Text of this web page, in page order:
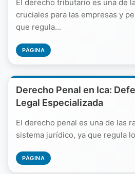
El derecho tributario es una de
cruciales para las empresas y
que regula...
PÁGINA
Derecho Penal en Ica:
Legal Especializada
El derecho penal es una de las
sistema jurídico, ya que regula
PÁGINA